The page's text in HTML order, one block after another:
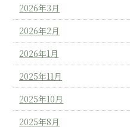
2026年3月
2026年2月
2026年1月
2025年11月
2025年10月
2025年8月